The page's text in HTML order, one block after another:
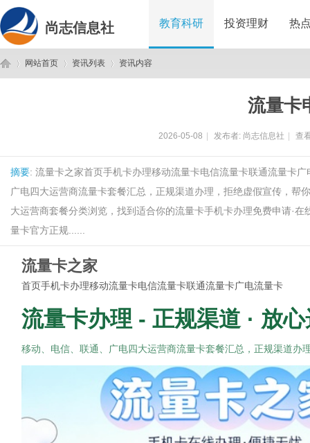
尚志信息社 教育科研 投资理财 热
网站首页 资讯列表 资讯内容
流量卡
2026-05-08 发布者: 尚志信息社 查
摘要: 流量卡之家首页手机卡办理移动流量卡电信流量卡联通流量卡
广电四大运营商流量卡套餐汇总，正规渠道办理，拒绝虚假宣传，帮
大运营商套餐分类浏览，找到适合你的流量卡手机卡办理免费申请·
量卡官方正规......
流量卡之家
首页手机卡办理移动流量卡电信流量卡联通流量卡广电流量卡
流量卡办理 - 正规渠道 · 放
移动、电信、联通、广电四大运营商流量卡套餐汇总，正规渠道办